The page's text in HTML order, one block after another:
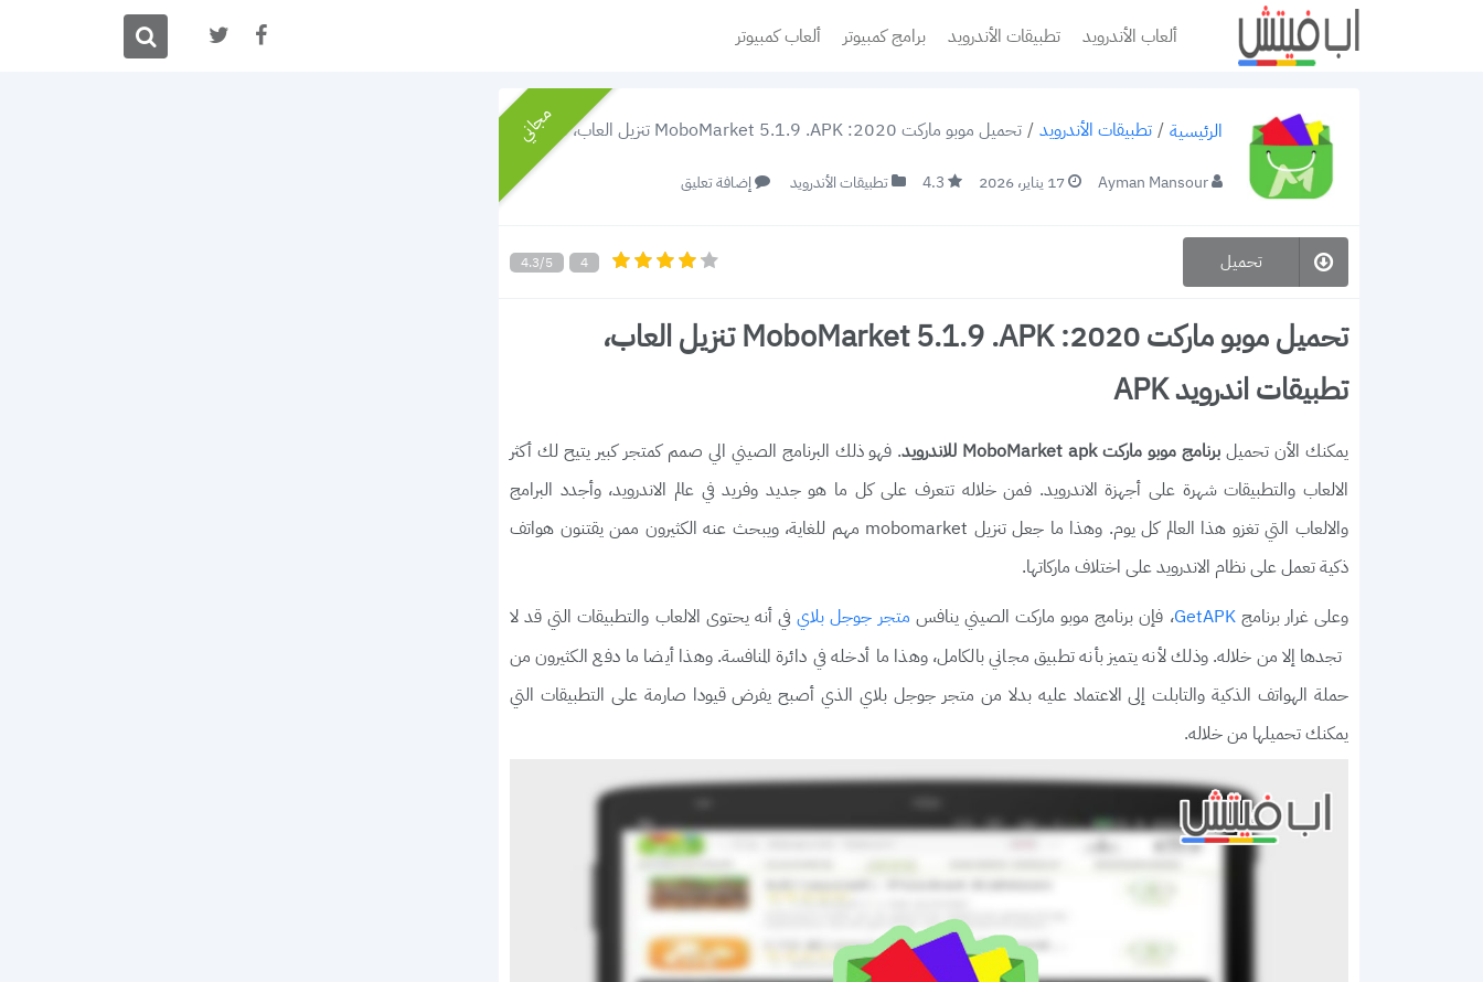
ألعاب الأندرويد تطبيقات الأندرويد برامج كمبيوتر ألعاب كمبيوتر
الرئيسية / تطبيقات الأندرويد / تحميل موبو ماركت 2020: MoboMarket 5.1.9 .APK تنزيل العاب، تطبيقات اندرويد APK
Ayman Mansour 17 يناير، 2026 4.3 تطبيقات الأندرويد إضافة تعليق
مجاني
4.3/5 4 تحميل
تحميل موبو ماركت 2020: MoboMarket 5.1.9 .APK تنزيل العاب،
تطبيقات اندرويد APK
يمكنك الأن تحميل برنامج موبو ماركت MoboMarket apk للاندرويد
. فهو ذلك البرنامج الصيني الي صمم كمتجر كبير يتيح لك أكثر
الالعاب والتطبيقات شهرة على أجهزة الاندرويد. فمن خلاله تتعرف على كل ما هو جديد وفريد في عالم الاندرويد، وأجدد البرامج
والالعاب التي تغزو هذا العالم كل يوم. وهذا ما جعل تنزيل mobomarket مهم للغاية، ويبحث عنه الكثيرون ممن يقتنون هواتف
ذكية تعمل على نظام الاندرويد على اختلاف ماركاتها.
وعلى غرار برنامجGetAPK، فإن برنامج موبو ماركت الصيني ينافس متجر جوجل بلايفي أنه يحتوى الالعاب والتطبيقات التي قد لا
تجدها إلا من خلاله. وذلك لأنه يتميز بأنه تطبيق مجاني بالكامل، وهذا ما أدخله في دائرة المنافسة. وهذا أيضا ما دفع الكثيرون من
حملة الهواتف الذكية والتابلت إلى الاعتماد عليه بدلا من متجر جوجل بلاي الذي أصبح يفرض قيودا صارمة على التطبيقات التي
يمكنك تحميلها من خلاله.